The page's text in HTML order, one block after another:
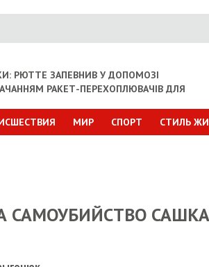
РЮТТЕ ЗАПЕВНИВ У ДОПОМОЗІ
РАКЕТ-ПЕРЕХОПЛЮВАЧІВ ДЛЯ
МИР СПОРТ СТИЛЬ
САМОУБИЙСТВО САШКА